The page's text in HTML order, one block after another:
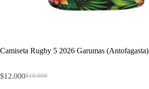
Camiseta Rugby 5 2026 Garumas (Antofagasta)
$16.000
El
$12.000El